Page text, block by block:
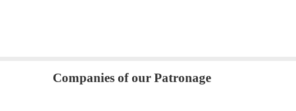
Companies of our Patronage